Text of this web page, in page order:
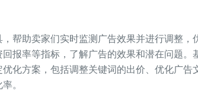
帮助卖家们实时监测广告效果并进行调整，
报率等指标，了解广告的效果和潜在问题。
化方案，包括调整关键词的出价、优化广告
。